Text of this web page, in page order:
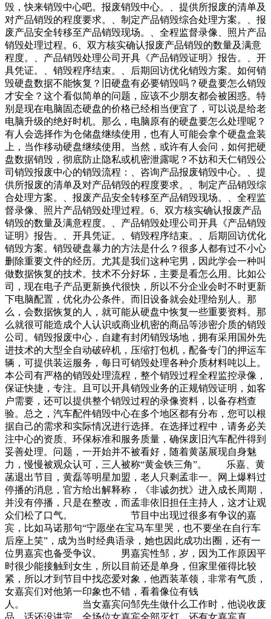
毁，快来销毁中心吧。报废销毁中心。、提供所报废的清单及
对产品销毁的程度要求。、制定产品销毁综合处理方案。、报
废产品安全转移至产品销毁现场。、全程监督录像、照片产品
销毁处理过程。6、双方核实确认报废产品销毁的数量及满意
程度。、产品销毁处理公司开具《产品销毁证明》报告。、开
具凭证。、销毁程序结束。、后期回访优化销毁方案。如何销
毁硬盘数据不能恢复？旧硬盘有必要销毁吗？硬盘要怎么销毁
才安全？这个看似简单的问题，应该不少朋友都会被困惑。特
别是现在电脑固态硬盘的价格已经相当便宜了，可以说是给老
电脑升级的绝好时机。那么，电脑原有的硬盘要怎么处理呢？
有人会选择作为仓储盘继续使用，也有人可能会拿个硬盘盒装
上，当作移动硬盘继续使用。当然，或许有人会问，如何把硬
盘数据销毁，彻底防止隐私或机密泄露呢？不妨和天仁销毁公
司销毁报废中心的销毁流程：、咨询产品报废销毁中心。、提
供所报废的清单及对产品销毁的程度要求。、制定产品销毁综
合处理方案。、报废产品安全转移至产品销毁现场。、全程监
督录像、照片产品销毁处理过程。6、双方核实确认报废产品
销毁的数量及满意程度。、产品销毁处理公司开具《产品销毁
证明》报告。、开具凭证。、销毁程序结束。、后期回访优化
销毁方案。销毁硬盘暴力的方法是什么？很多人都有过不小心
删除重要文件的经历。尤其是我们这种宅男，因此学会一种叫
做数据恢复的技术。技术不分好坏，主要是看怎么用。比如公
司，现在电子产品更新换代很快，所以不分企业会时不时更新
下电脑配置，优化办公条件。而旧设备就会处理给别人。那
么，会数据恢复的人，就可能从硬盘中恢复一些重要资料。那
么就很可能造成个人认识或商业机密的商品等涉密介质的销毁
公司。销毁报废中心，自建有封闭销毁场地，拥有采用国外先
进技术的大型全自动破碎机，压缩打包机，配备专门的押运车
辆，可提供装运服务，每日可销毁处理各种介质材料吨以上。
本公司有严格的销毁处理流程，整个销毁过程全程监控录像，
保证快捷，专注。且可以开具销毁业务的正规销毁证明，如客
户需要，还可以提供整个销毁过程的录像资料，以备存档查
验。总之，汽车配件销毁中心在多个地区都有分布，您可以根
据自己的需求和实际情况进行选择。在选择过程中，请务必关
注中心的资质、环保标准和服务质量，确保废旧汽车配件得到
妥善处理。问题，一开始并不被看好，随着黄菡展现自身魅
力，慢慢被观众认可，三人被称“黄金铁三角”。 乐嘉、黄
菡退出节目，黄磊等明星加盟，老人只剩孟非一。网上爆料过
停播的消息，官方给出解释称，《非诚勿扰》进入成长周期，
并没有停播，只是在整改，而孟非依旧担任主持人，这才让观
众们松了口气。 节目中出现过很多有争议的嘉
宾，比如马诺那句“宁愿坐在宝马车里哭，也不要坐在自行车
后座上笑”，成为当时经典语录，她也因此成功出圈，还有一
位男嘉宾也备受争议。 男嘉宾性邹，岁，因为工作原因平
时很少能接触到女生，所以目前还是单身，但家里催得比较
紧，所以才到节目中找恋爱对象，他西装革领，非常有气质，
女嘉宾们对他第一印象也不错，看着像位有钱
人。 当女嘉宾问邹先生做什么工作时，他说收废